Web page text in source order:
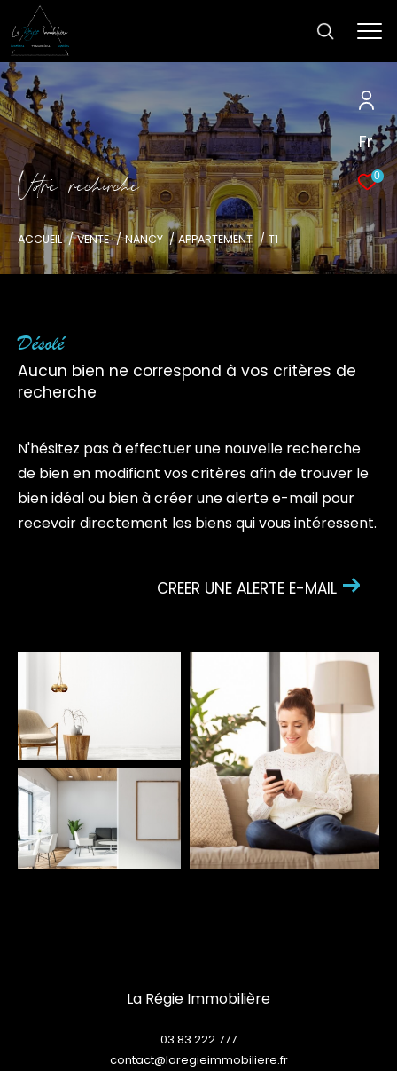
Fr
0
Vore recece
ACCUEIL VENTE NANCY APPARTEMENT T1
Désolé
Aucun bien ne correspond à vos critères de
recherche
N'hésitez pas à effectuer une nouvelle recherche
de bien en modifiant vos critères afin de trouver le
bien idéal ou bien à créer une alerte e-mail pour
recevoir directement les biens qui vous intéressent.
CREER UNE ALERTE E-MAIL
La Régie Immobilière
03 83 222 777
contact@laregieimmobiliere.fr